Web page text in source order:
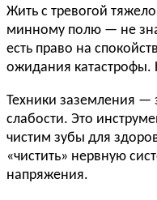
Жить с тревогой
минному полю — не
есть право на
ожидания катастрофы.
Техники заземления —
слабости. Это
чистим зубы для
«чистить» нервную
напряжения.